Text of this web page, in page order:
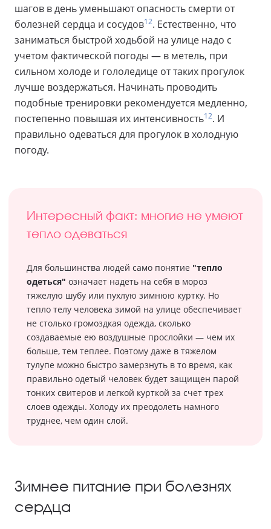
шагов в день уменьшают опасность смерти от
болезней сердца и сосудов12. Естественно, что
заниматься быстрой ходьбой на улице надо с
учетом фактической погоды — в метель, при
сильном холоде и гололедице от таких прогулок
лучше воздержаться. Начинать проводить
подобные тренировки рекомендуется медленно,
постепенно повышая их интенсивность12. И
правильно одеваться для прогулок в холодную
погоду.
Интересный факт: многие не умеют
тепло одеваться
Для большинства людей само понятие "тепло
одеться" означает надеть на себя в мороз
тяжелую шубу или пухлую зимнюю куртку. Но
тепло телу человека зимой на улице обеспечивает
не столько громоздкая одежда, сколько
создаваемые ею воздушные прослойки — чем их
больше, тем теплее. Поэтому даже в тяжелом
тулупе можно быстро замерзнуть в то время, как
правильно одетый человек будет защищен парой
тонких свитеров и легкой курткой за счет трех
слоев одежды. Холоду их преодолеть намного
труднее, чем один слой.
Зимнее питание при болезнях
сердца